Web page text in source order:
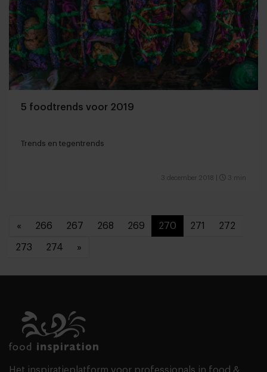
5 foodtrends voor 2019
Trends en tegentrends
3 december 2018 3 min
« 266 267 268 269 270 271 272
273 274 »
Het inspiratieplatform voor professionals in food &